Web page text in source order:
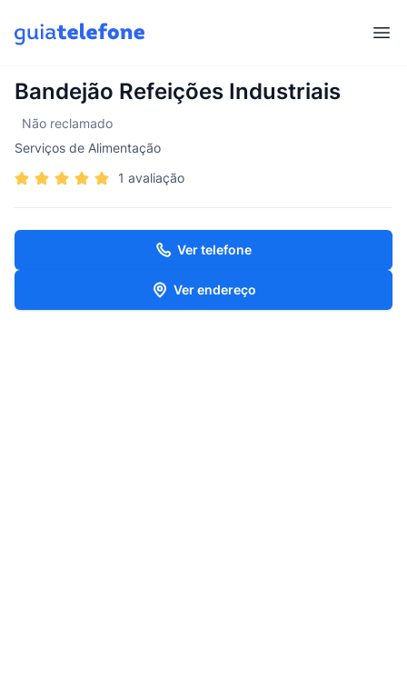
Bandejão Refeições Industriais
Não reclamado
Serviços de Alimentação
1 avaliação
Ver telefone
Ver endereço